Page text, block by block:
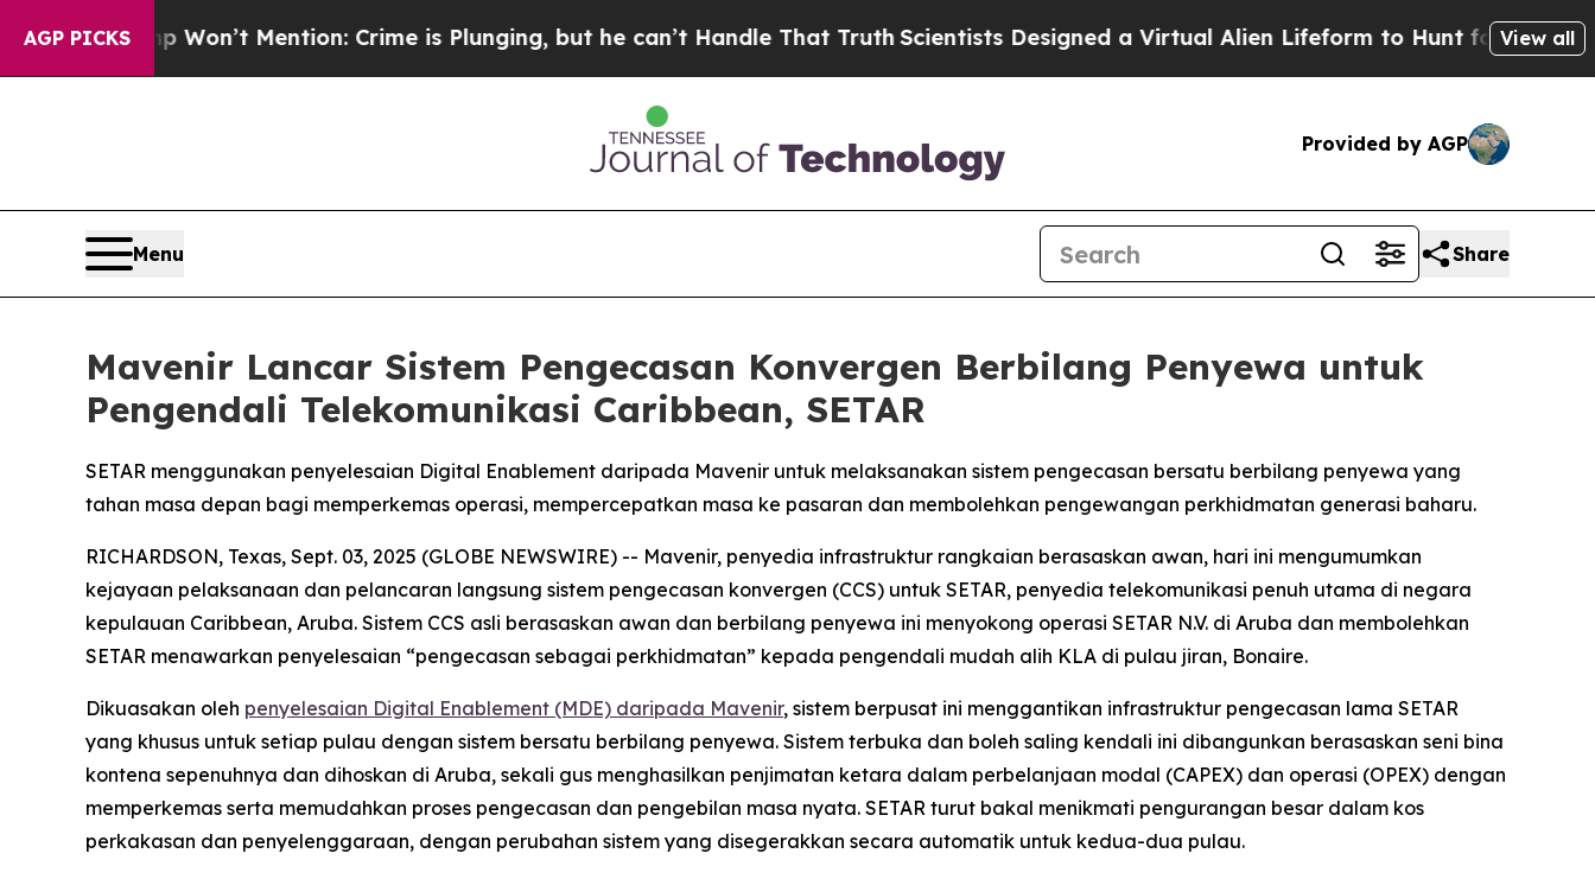
AGP PICKS
Trump Won’t Mention: Crime is Plunging, but he can’t Handle That TruthScientists Designed a Virtual Alien Lifeform to Hunt for View all
Provided by AGP
Menu Share
Mavenir Lancar Sistem Pengecasan Konvergen Berbilang Penyewa untuk
Pengendali Telekomunikasi Caribbean, SETAR
SETAR menggunakan penyelesaian Digital Enablement daripada Mavenir untuk melaksanakan sistem pengecasan bersatu berbilang penyewa yang
tahan masa depan bagi memperkemas operasi, mempercepatkan masa ke pasaran dan membolehkan pengewangan perkhidmatan generasi baharu.
RICHARDSON, Texas, Sept. 03, 2025 (GLOBE NEWSWIRE) -- Mavenir, penyedia infrastruktur rangkaian berasaskan awan, hari ini mengumumkan
kejayaan pelaksanaan dan pelancaran langsung sistem pengecasan konvergen (CCS) untuk SETAR, penyedia telekomunikasi penuh utama di negara
kepulauan Caribbean, Aruba. Sistem CCS asli berasaskan awan dan berbilang penyewa ini menyokong operasi SETAR N.V. di Aruba dan membolehkan
SETAR menawarkan penyelesaian “pengecasan sebagai perkhidmatan” kepada pengendali mudah alih KLA di pulau jiran, Bonaire.
Dikuasakan oleh penyelesaian Digital Enablement (MDE) daripada Mavenir, sistem berpusat ini menggantikan infrastruktur pengecasan lama SETAR
yang khusus untuk setiap pulau dengan sistem bersatu berbilang penyewa. Sistem terbuka dan boleh saling kendali ini dibangunkan berasaskan seni bina
kontena sepenuhnya dan dihoskan di Aruba, sekali gus menghasilkan penjimatan ketara dalam perbelanjaan modal (CAPEX) dan operasi (OPEX) dengan
memperkemas serta memudahkan proses pengecasan dan pengebilan masa nyata. SETAR turut bakal menikmati pengurangan besar dalam kos
perkakasan dan penyelenggaraan, dengan perubahan sistem yang disegerakkan secara automatik untuk kedua-dua pulau.